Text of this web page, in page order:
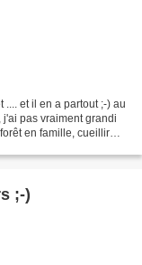
et il en a partout ;-) au
pas vraiment grandi
en famille, cueillir
;-)